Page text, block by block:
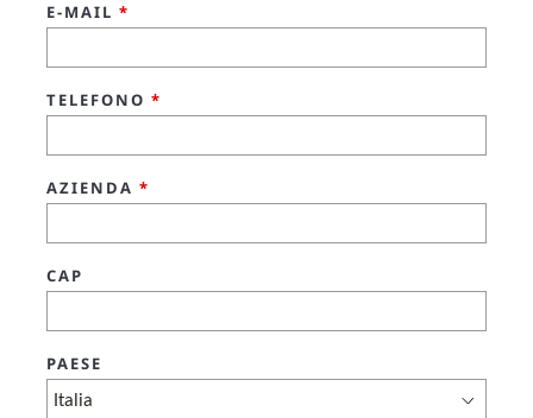
E-MAIL *
TELEFONO *
AZIENDA *
CAP
PAESE